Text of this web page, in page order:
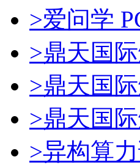
>爱问学
>鼎天国
>鼎天国
>鼎天国
>异构算